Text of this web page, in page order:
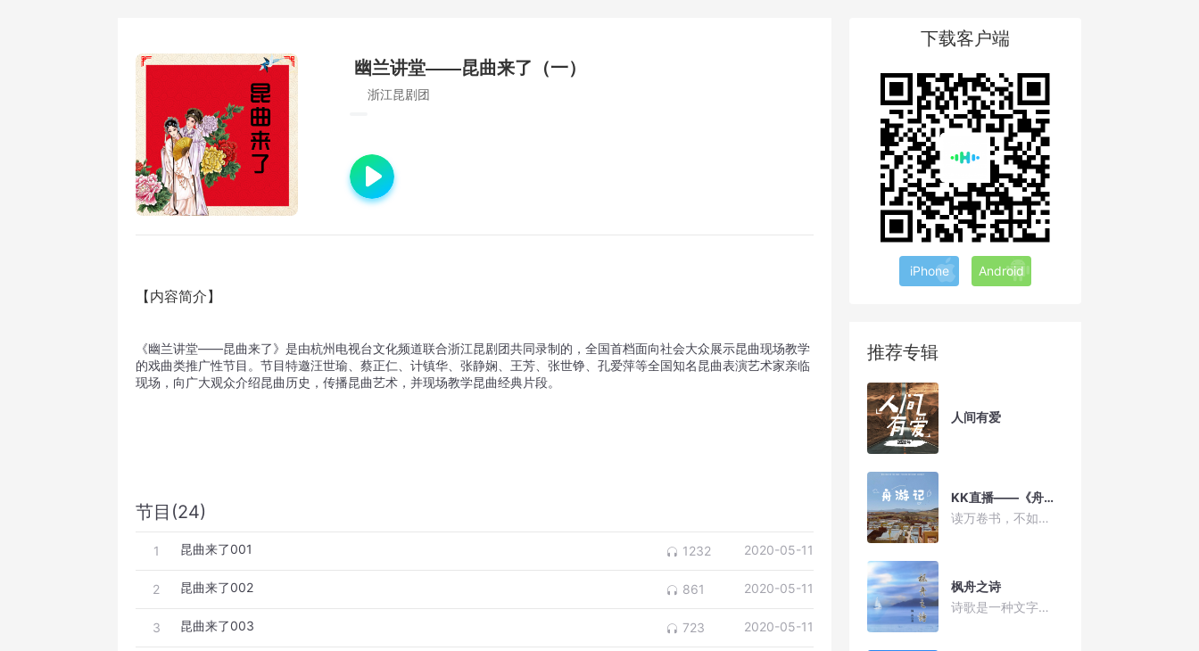
幽兰讲堂——昆曲来了（一）
浙江昆剧团
【内容简介】
《幽兰讲堂——昆曲来了》是由杭州电视台文化频道联合浙江昆剧团共同录制的，全国首档面向社会大众展示昆曲现场教学
的戏曲类推广性节目。节目特邀汪世瑜、蔡正仁、计镇华、张静娴、王芳、张世铮、孔爱萍等全国知名昆曲表演艺术家亲临
现场，向广大观众介绍昆曲历史，传播昆曲艺术，并现场教学昆曲经典片段。
节目(24)
1 昆曲来了001 1232 2020-05-11
2 昆曲来了002 861 2020-05-11
3 昆曲来了003 723 2020-05-11
下载客户端
iPhone Android
推荐专辑
人间有爱
KK直播——《舟游记》
读万卷书，不如行万里路。当今时代的人们，不在愿意待在密闭的空间里、字里行间中流露感情，而更愿意去背上自己的满腔诗意去行走远方，去见识大千世界的美好与神奇、在旅途中找寻自己。当我们看到甲天下的桂林山水才知道什么是风景秀丽、当我们走遍云南大理才知道什么叫做“风花雪月”、当我们游遍西湖才知道什么叫“上有天堂下有苏杭”；本档栏目借鉴走遍大江南北、踏足山川河流的旅行者经历，为大家呈现一个美好的世界。
枫舟之诗
诗歌是一种文字艺术，诗的第一要务是造境，写诗就是如何用最少的文字搭建最大的空间(3D Space),最美的空间，情感的空间，超越时空的空间。